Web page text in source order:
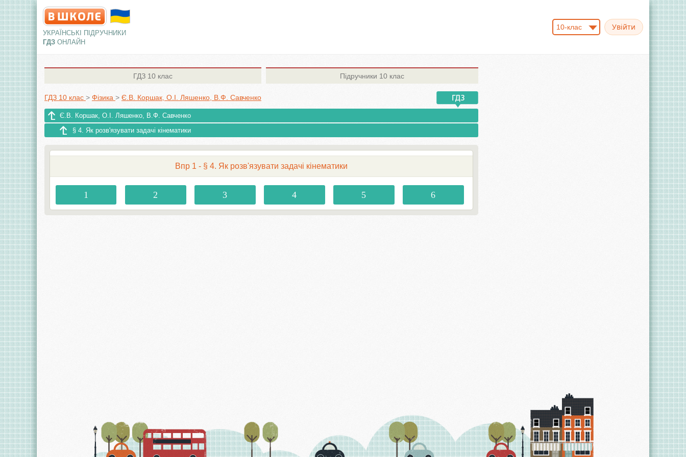
УКРАЇНСЬКІ ПІДРУЧНИКИ
ГДЗ ОНЛАЙН
10-клас
ГДЗ 10 клас Підручники 10 клас
ГДЗ 10 клас > Фізика > Є.В. Коршак, О.І. Ляшенко, В.Ф. Савченко
Є.В. Коршак, О.І. Ляшенко, В.Ф. Савченко
§ 4. Як розв'язувати задачі кінематики
Впр 1 - § 4. Як розв'язувати задачі кінематики
1 2 3 4 5 6